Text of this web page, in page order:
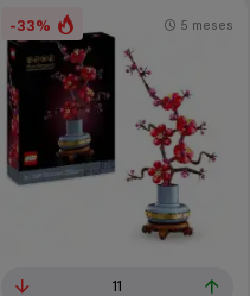
-33%
11
5 meses